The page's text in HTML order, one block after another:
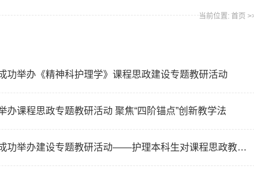
当前位置: 首页
功举办《精神科护理学》课程思政建设专题教研活动
课程思政专题教研活动 聚焦“四阶锚点”创新教学法
护理学院（智慧康养护理行业学院）思政教学研究分中心成功举办建设专题教研活动——护理本科生对课程思政教学实施认知情况调查研究